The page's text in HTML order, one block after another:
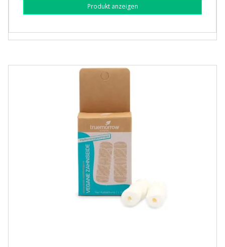
Produkt anzeigen